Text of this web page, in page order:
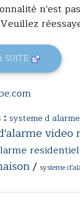
n'est
SUITE
: systeme d
video
residentiel
/ systeme